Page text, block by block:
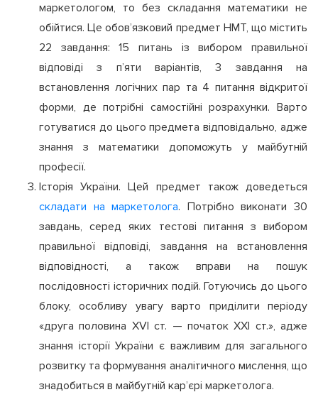
маркетологом, то без складання математики не
обійтися. Це обов’язковий предмет НМТ, що містить
22 завдання: 15 питань із вибором правильної
відповіді з п’яти варіантів, 3 завдання на
встановлення логічних пар та 4 питання відкритої
форми, де потрібні самостійні розрахунки. Варто
готуватися до цього предмета відповідально, адже
знання з математики допоможуть у майбутній
професії.
Історія України. Цей предмет також доведеться
складати на маркетолога. Потрібно виконати 30
завдань, серед яких тестові питання з вибором
правильної відповіді, завдання на встановлення
відповідності, а також вправи на пошук
послідовності історичних подій. Готуючись до цього
блоку, особливу увагу варто приділити періоду
«друга половина XVI ст. — початок XXI ст.», адже
знання історії України є важливим для загального
розвитку та формування аналітичного мислення, що
знадобиться в майбутній кар’єрі маркетолога.